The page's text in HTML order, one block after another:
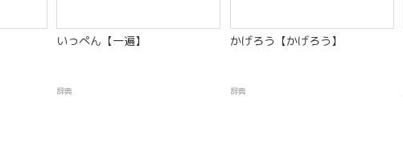
いっぺん【一遍】
辞典
かげろう【かげろう】
辞典